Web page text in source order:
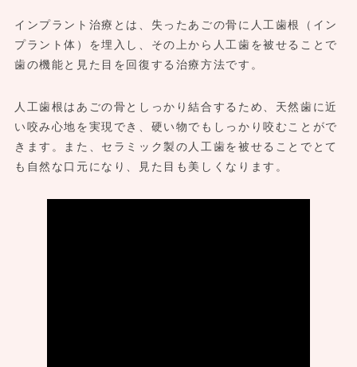
インプラント治療とは、失ったあごの骨に人工歯根（イン
プラント体）を埋入し、その上から人工歯を被せることで
歯の機能と見た目を回復する治療方法です。
人工歯根はあごの骨としっかり結合するため、天然歯に近
い咬み心地を実現でき、硬い物でもしっかり咬むことがで
きます。また、セラミック製の人工歯を被せることでとて
も自然な口元になり、見た目も美しくなります。